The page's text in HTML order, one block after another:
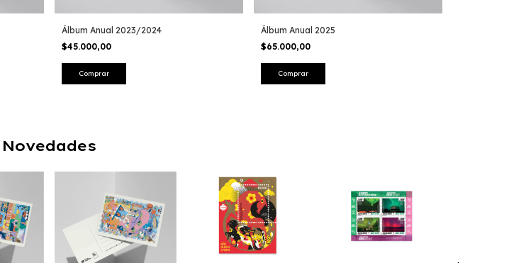
Álbum Anual 2023/2024
$45.000,00
Álbum Anual 2025
$65.000,00
Novedades